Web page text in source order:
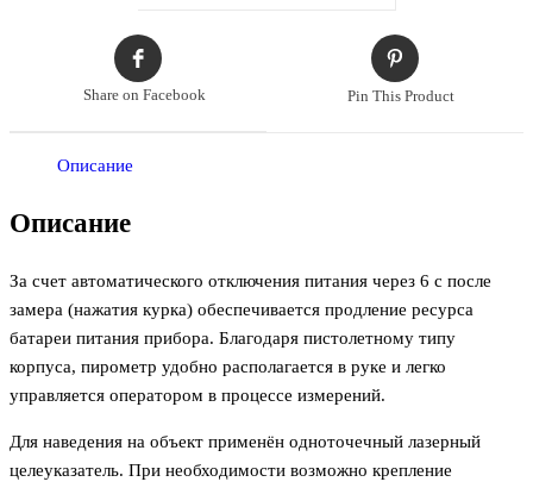
Share on Facebook Pin This Product
Описание
Описание
За счет автоматического отключения питания через 6 с после
замера (нажатия курка) обеспечивается продление ресурса
батареи питания прибора. Благодаря пистолетному типу
корпуса, пирометр удобно располагается в руке и легко
управляется оператором в процессе измерений.
Для наведения на объект применён одноточечный лазерный
целеуказатель. При необходимости возможно крепление